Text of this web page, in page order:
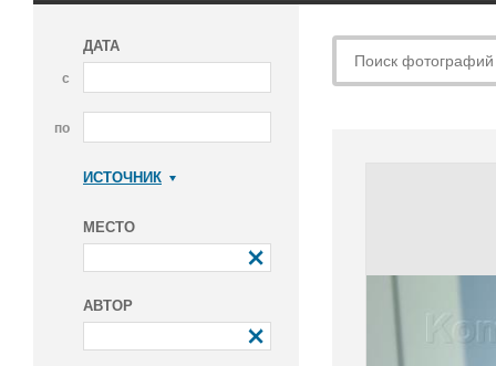
ДАТА
с
по
ИСТОЧНИК
МЕСТО
АВТОР